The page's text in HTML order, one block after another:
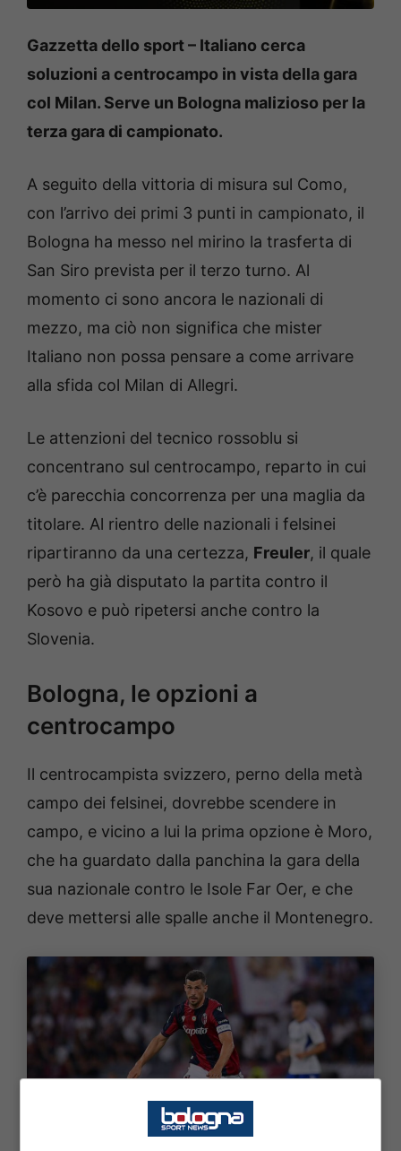
Gazzetta dello sport – Italiano cerca
soluzioni a centrocampo in vista della gara
col Milan. Serve un Bologna malizioso per la
terza gara di campionato.
A seguito della vittoria di misura sul Como,
con l’arrivo dei primi 3 punti in campionato, il
Bologna ha messo nel mirino la trasferta di
San Siro prevista per il terzo turno. Al
momento ci sono ancora le nazionali di
mezzo, ma ciò non significa che mister
Italiano non possa pensare a come arrivare
alla sfida col Milan di Allegri.
Le attenzioni del tecnico rossoblu si
concentrano sul centrocampo, reparto in cui
c’è parecchia concorrenza per una maglia da
titolare. Al rientro delle nazionali i felsinei
ripartiranno da una certezza, Freuler, il quale
però ha già disputato la partita contro il
Kosovo e può ripetersi anche contro la
Slovenia.
Bologna, le opzioni a
centrocampo
Il centrocampista svizzero, perno della metà
campo dei felsinei, dovrebbe scendere in
campo, e vicino a lui la prima opzione è Moro,
che ha guardato dalla panchina la gara della
sua nazionale contro le Isole Far Oer, e che
deve mettersi alle spalle anche il Montenegro.
Bologna, Italiano studia il centrocampo anti Milan;